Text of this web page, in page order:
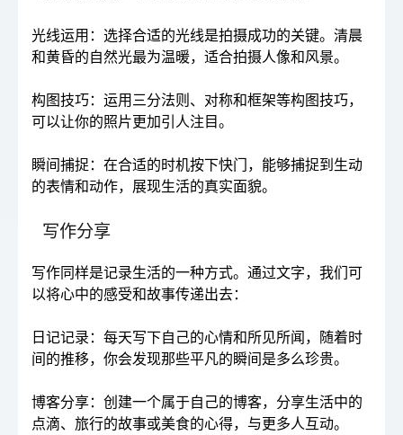
光线运用：选择合适的光线是拍摄成功的关键。清晨
和黄昏的自然光最为温暖，适合拍摄人像和风景。
构图技巧：运用三分法则、对称和框架等构图技巧，
可以让你的照片更加引人注目。
瞬间捕捉：在合适的时机按下快门，能够捕捉到生动
的表情和动作，展现生活的真实面貌。
写作分享
写作同样是记录生活的一种方式。通过文字，我们可
以将心中的感受和故事传递出去：
日记记录：每天写下自己的心情和所见所闻，随着时
间的推移，你会发现那些平凡的瞬间是多么珍贵。
博客分享：创建一个属于自己的博客，分享生活中的
点滴、旅行的故事或美食的心得，与更多人互动。